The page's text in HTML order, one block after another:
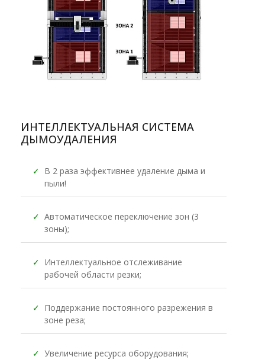
ИНТЕЛЛЕКТУАЛЬНАЯ СИСТЕМА
ДЫМОУДАЛЕНИЯ
✓ В 2 раза эффективнее удаление дыма и
пыли!
✓ Автоматическое переключение зон (3
зоны);
✓ Интеллектуальное отслеживание
рабочей области резки;
✓ Поддержание постоянного разрежения в
зоне реза;
✓ Увеличение ресурса оборудования;